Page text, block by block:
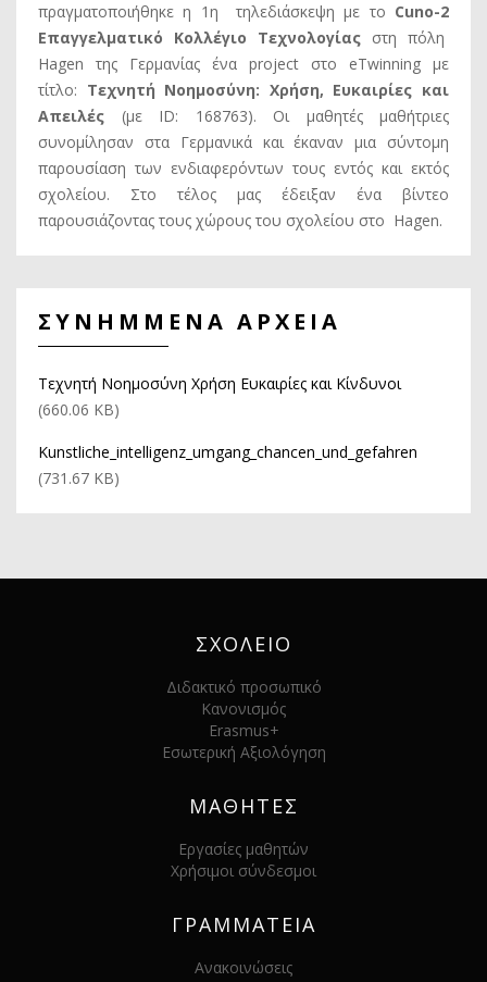
πραγματοποιήθηκε η 1η τηλεδιάσκεψη με το Cuno-2
Επαγγελματικό Κολλέγιο Τεχνολογίας στη πόλη
Hagen της Γερμανίας ένα project στο eTwinning με
τίτλο: Τεχνητή Νοημοσύνη: Χρήση, Ευκαιρίες και
Απειλές (με ID: 168763). Οι μαθητές μαθήτριες
συνομίλησαν στα Γερμανικά και έκαναν μια σύντομη
παρουσίαση των ενδιαφερόντων τους εντός και εκτός
σχολείου. Στο τέλος μας έδειξαν ένα βίντεο
παρουσιάζοντας τους χώρους του σχολείου στο Hagen.
ΣΥΝΗΜΜΕΝΑ ΑΡΧΕΙΑ
Τεχνητή Νοημοσύνη Χρήση Ευκαιρίες και Κίνδυνοι
(660.06 KB)
Kunstliche_intelligenz_umgang_chancen_und_gefahren
(731.67 KB)
ΣΧΟΛΕΙΟ
Διδακτικό προσωπικό
Κανονισμός
Erasmus+
Εσωτερική Αξιολόγηση
ΜΑΘΗΤΕΣ
Εργασίες μαθητών
Χρήσιμοι σύνδεσμοι
ΓΡΑΜΜΑΤΕΙΑ
Ανακοινώσεις